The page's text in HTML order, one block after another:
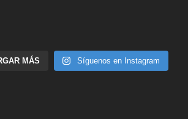
MÁS Síguenos en Instagram